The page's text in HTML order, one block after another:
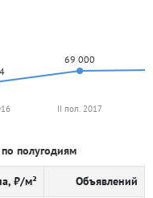
69 000
II пол. 2017
полугодиям
₽/м² Объявлений